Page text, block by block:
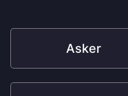
Asker